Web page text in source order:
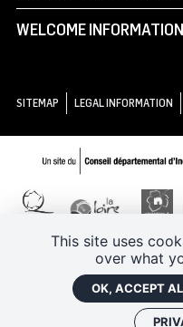
This site uses
over what
OK, ACCEPT
WELCOME INFORMATION
SITEMAP LEGAL INFORMATION